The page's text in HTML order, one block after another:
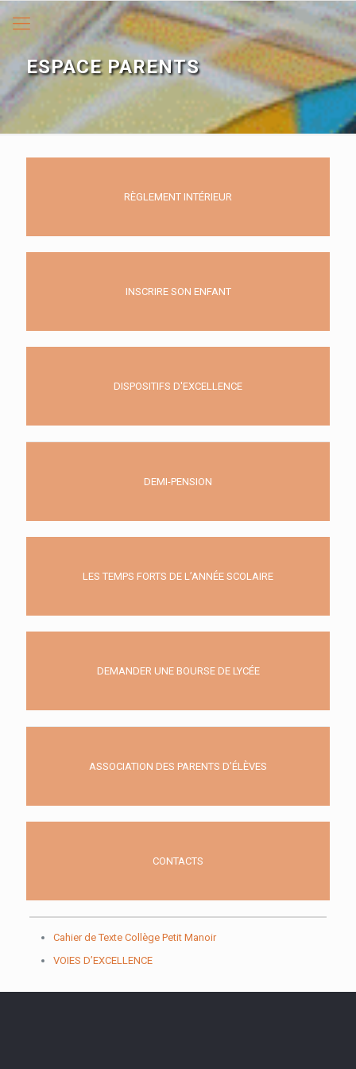
ESPACE PARENTS
RÈGLEMENT INTÉRIEUR
INSCRIRE SON ENFANT
DISPOSITIFS D'EXCELLENCE
DEMI-PENSION
LES TEMPS FORTS DE L’ANNÉE SCOLAIRE
DEMANDER UNE BOURSE DE LYCÉE
ASSOCIATION DES PARENTS D’ÉLÈVES
CONTACTS
Cahier de Texte Collège Petit Manoir
VOIES D’EXCELLENCE